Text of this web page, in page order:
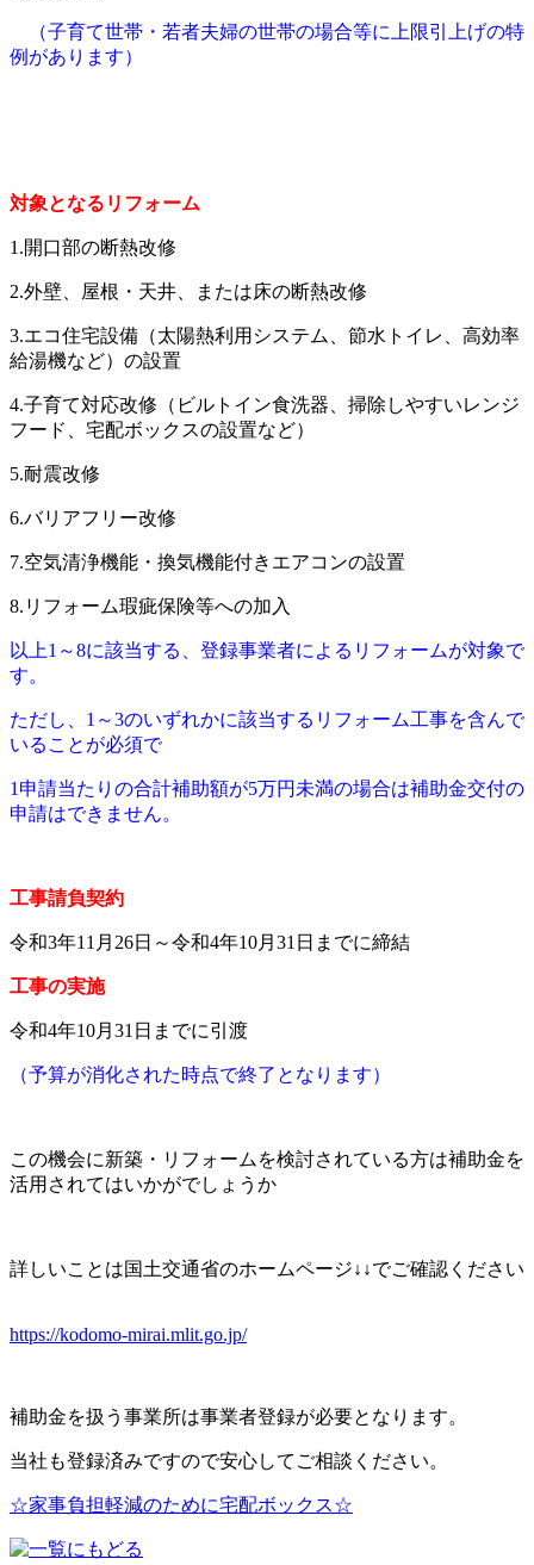
（子育て世帯・若者夫婦の世帯の場合等に上限引上げの特
例があります）
対象となるリフォーム
1.開口部の断熱改修
2.外壁、屋根・天井、または床の断熱改修
3.エコ住宅設備（太陽熱利用システム、節水トイレ、高効率
給湯機など）の設置
4.子育て対応改修（ビルトイン食洗器、掃除しやすいレンジ
フード、宅配ボックスの設置など）
5.耐震改修
6.バリアフリー改修
7.空気清浄機能・換気機能付きエアコンの設置
8.リフォーム瑕疵保険等への加入
以上1～8に該当する、登録事業者によるリフォームが対象で
す。
ただし、1～3のいずれかに該当するリフォーム工事を含んで
いることが必須で
1申請当たりの合計補助額が5万円未満の場合は補助金交付の
申請はできません。
工事請負契約
令和3年11月26日～令和4年10月31日までに締結
工事の実施
令和4年10月31日までに引渡
（予算が消化された時点で終了となります）
この機会に新築・リフォームを検討されている方は補助金を
活用されてはいかがでしょうか
詳しいことは国土交通省のホームページ↓↓でご確認ください
https://kodomo-mirai.mlit.go.jp/
補助金を扱う事業所は事業者登録が必要となります。
当社も登録済みですので安心してご相談ください。
☆家事負担軽減のために宅配ボックス☆